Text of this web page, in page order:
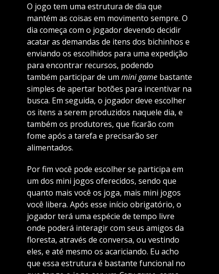
O jogo tem uma estrutura de dia que
mantém as coisas em movimento sempre. O
dia começa com o jogador devendo decidir
acatar as demandas de itens dos bichinhos e
enviando os escolhidos para uma expedição
para encontrar recursos, podendo
também participar de um mini game bastante
simples de apertar botões para incentivar na
busca. Em seguida, o jogador deve escolher
os itens a serem produzidos naquele dia, e
também os produtores, que ficarão com
fome após a tarefa e precisarão ser
alimentados.
Por fim você pode escolher se participa em
um dos mini jogos oferecidos, sendo que
quanto mais você os joga, mais mini jogos
você libera. Após esse início obrigatório, o
jogador terá uma espécie de tempo livre
onde poderá interagir com seus amigos da
floresta, através de conversa, ou vestindo
eles, e até mesmo os acariciando. Eu acho
que essa estrutura é bastante funcional no